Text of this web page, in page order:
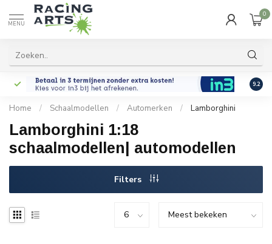
MENU
0
9.2
Home / Schaalmodellen / Automerken / Lamborghini
Lamborghini 1:18
schaalmodellen| automodellen
Filters